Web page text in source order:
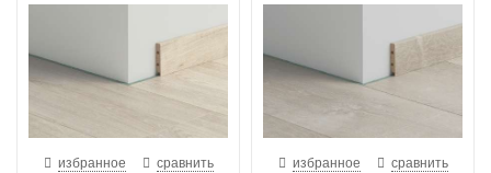
избранное сравнить избранное сравнить